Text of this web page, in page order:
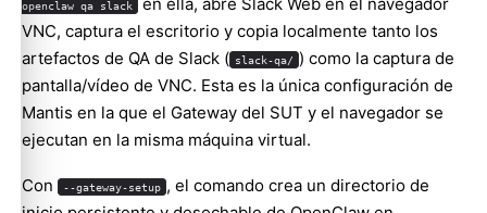
openclaw qa slack
VNC, captura el escritorio y copia localmente tanto los
artefactos de QA de Slack ( slack-qa/ ) como la captura de
pantalla/vídeo de VNC. Esta es la única configuración de
Mantis en la que el Gateway del SUT y el navegador se
ejecutan en la misma máquina virtual.
Con --gateway-setup , el comando crea un directorio de